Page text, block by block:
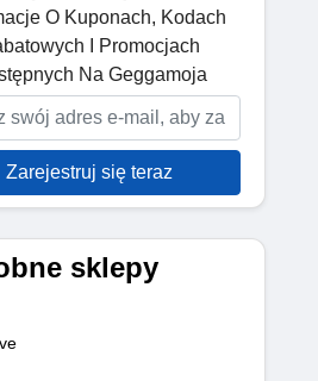
O Kuponach, Kodach
I Promocjach
Na Geggamoja
Zarejestruj się teraz
sklepy